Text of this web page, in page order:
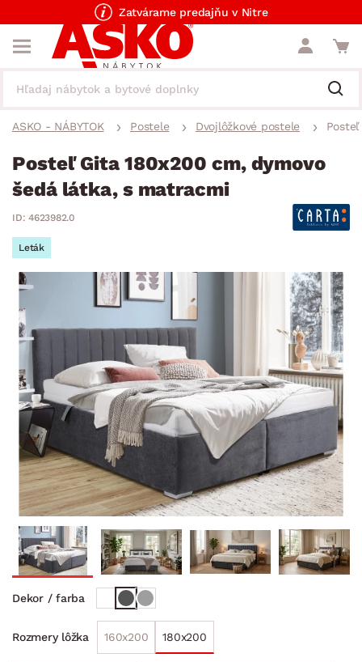
Zatvárame predajňu v Nitre
ASKO - NÁBYTOK Postele Dvojlôžkové postele
Posteľ Gita 180x200 cm, dymovo
šedá látka, s matracmi
ID: 4623982.0
Leták
Dekor / farba
Rozmery lôžka 160x200 180x200